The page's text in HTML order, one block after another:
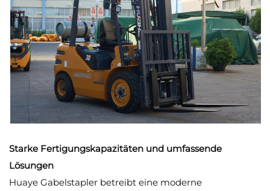
Starke Fertigungskapazitäten und umfassende
Lösungen
Huaye Gabelstapler betreibt eine moderne